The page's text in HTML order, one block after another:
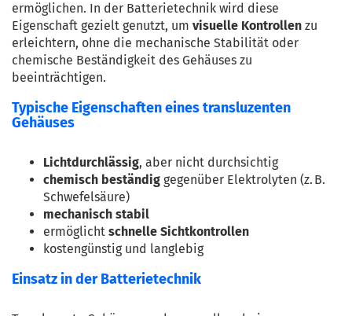
ermöglichen. In der Batterietechnik wird diese
Eigenschaft gezielt genutzt, um visuelle Kontrollen zu
erleichtern, ohne die mechanische Stabilität oder
chemische Beständigkeit des Gehäuses zu
beeinträchtigen.
Typische Eigenschaften eines transluzenten
Gehäuses
Lichtdurchlässig, aber nicht durchsichtig
chemisch beständig gegenüber Elektrolyten (z. B.
Schwefelsäure)
mechanisch stabil
ermöglicht schnelle Sichtkontrollen
kostengünstig und langlebig
Einsatz in der Batterietechnik